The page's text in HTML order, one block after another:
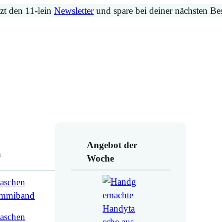
den 11-lein Newsletterund spare bei deiner nächsten
Angebot der
Woche